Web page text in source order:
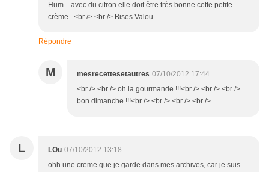
Hum....avec du citron elle doit être très bonne cette petite
crème...<br /> <br /> Bises.Valou.
Répondre
M mesrecettesetautres 07/10/2012 17:44
<br /> <br /> oh la gourmande !!!<br /> <br /> <br />
bon dimanche !!!<br /> <br /> <br /> <br />
L LOu 07/10/2012 13:18
ohh une creme que je garde dans mes archives, car je suis